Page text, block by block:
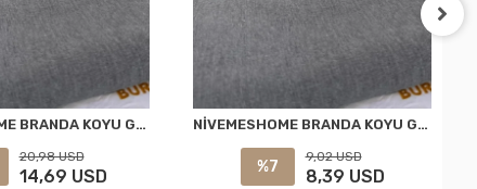
NİVEMESHOME BRANDA KOYU GRİ BALKON PERDESİ
20,98 USD
14,69 USD
NİVEMESHOME BRANDA KOYU GRİ BALKON PERDESİ
%7
9,02 USD
8,39 USD